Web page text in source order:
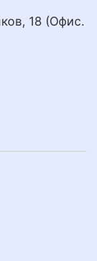
18 (Офис.